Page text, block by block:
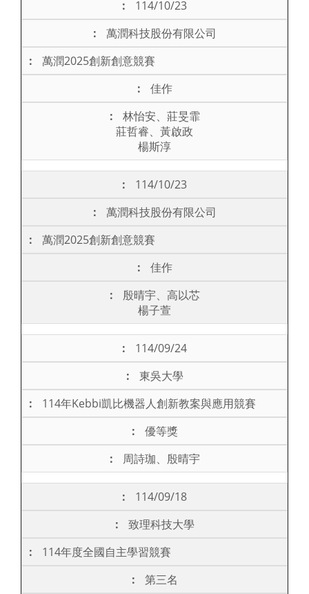
114/10/23
萬潤科技股份有限公司
萬潤2025創新創意競賽
佳作
林怡安、莊旻霏
莊哲睿、黃啟政
楊斯淳
114/10/23
萬潤科技股份有限公司
萬潤2025創新創意競賽
佳作
殷晴宇、高以芯
楊子萱
114/09/24
東吳大學
114年Kebbi凱比機器人創新教案與應用競賽
優等獎
周詩珈、殷晴宇
114/09/18
致理科技大學
114年度全國自主學習競賽
第三名